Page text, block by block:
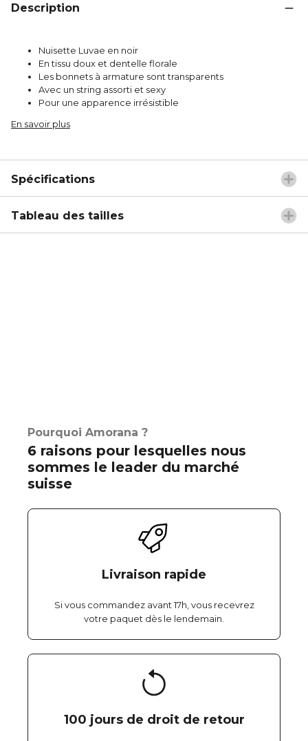
Description
Nuisette Luvae en noir
En tissu doux et dentelle florale
Les bonnets à armature sont transparents
Avec un string assorti et sexy
Pour une apparence irrésistible
En savoir plus
Spécifications
Tableau des tailles
Pourquoi Amorana ?
6 raisons pour lesquelles nous
sommes le leader du marché
suisse
Livraison rapide
Si vous commandez avant 17h, vous recevrez
votre paquet dès le lendemain.
100 jours de droit de retour